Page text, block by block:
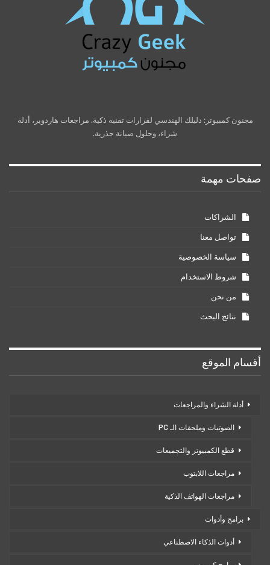
مجنون كمبيوتر: دليلك الهندسي لقرارات تقنية ذكية. مراجعات هاردوير، أدلة
شراء، وحلول صيانة جذرية.
صفحات مهمة
الشراكات
تواصل معنا
سياسة الخصوصية
شروط الاستخدام
من نحن
نتائج البحث
أقسام الموقع
أدلة الشراء والمراجعات
الصوتيات وملحقات الـ PC
قطع الكمبيوتر والتجميعات
مراجعات اللابتوب
مراجعات الهواتف الذكية
برامج وأدوات
أدوات الذكاء الاصطناعي